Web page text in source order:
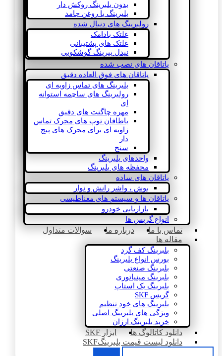
بدون بلبرینگ روکش دار
بلبرینگ با روغن جامد
رولبرینگ های دنبال شده
غلتک بادامک
غلتک های پشتیبانی
نیدل بیرینگ گوشکوبی
یاتاقان های نصب شده
یاتاقان های فوق العاده دقیق
بلبرینگ های تماس زاویه ای
رولبرینگ های ساچمه استوانه
ای
مهره چاگنت های دقیق
یاطاقان توپ های محرک تماس
زاویه ای برای محرک های پیچ
دار
سنج
واحدهای بلبرینگ
محفظه های بلبرینگ
یاتاقان های ساده
بوش ، واشر رانش و نوار
یاتاقان ها و سیستم های مغناطیسی
بازاریابی خودرو
انواع گریس ها
تماس با ما درباره ما
سوالات متداول
مقاله ها
بلبرینگ کف گرد
بورس انواع بلبرینگ
بلبرینگ صنعتی
بلبرینگ مینیاتوری
بلبرینگ بک استاپ
گریس SKF
بلبرینگ های خود تنظیم
ویژگی های بلبرینگ اصلی
خرید بلبرینگ ارزان
دانلود کاتالوگ ها
ابزار SKF
دانلود لیست قیمت بلبرینگSKF